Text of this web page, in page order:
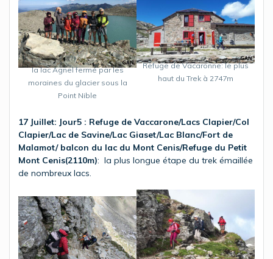
la lac Agnel fermé par les
moraines du glacier sous la
Point Nible
Refuge de Vacaronne: le plus
haut du Trek à 2747m
17 Juillet: Jour5 : Refuge de Vaccarone/Lacs Clapier/Col
Clapier/Lac de Savine/Lac Giaset/Lac Blanc/Fort de
Malamot/ balcon du lac du Mont Cenis/Refuge du Petit
Mont Cenis(2110m): la plus longue étape du trek émaillée
de nombreux lacs.